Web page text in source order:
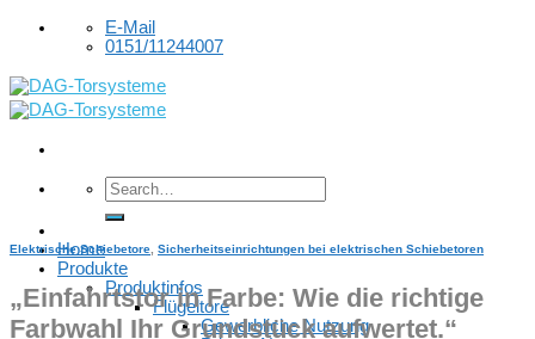
Skip
E-Mail
0151/11244007
Home
Produkte
Produktinfos
Flügeltore
Gewerbliche Nutzung
Elektrische Schiebetore Sicherheitseinrichtungen bei elektrischen Schiebetoren
„Einfahrtstor in Farbe: Wie die richtige
Farbwahl Ihr Grundstück aufwertet.“